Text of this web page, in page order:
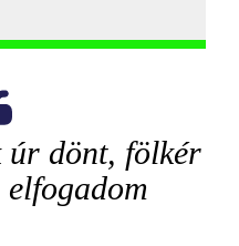
úr dönt, fölkér